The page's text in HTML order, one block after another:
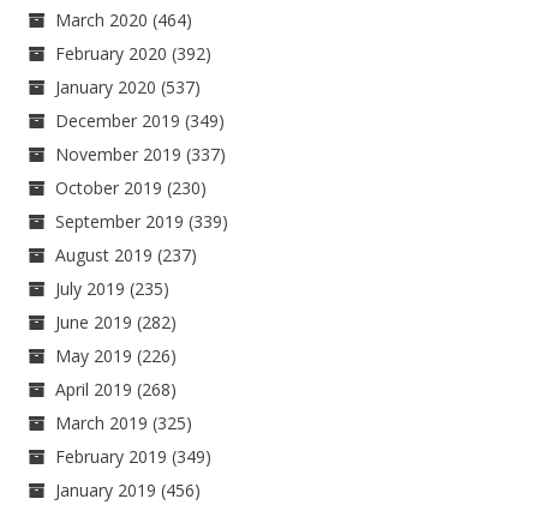
March 2020 (464)
February 2020 (392)
January 2020 (537)
December 2019 (349)
November 2019 (337)
October 2019 (230)
September 2019 (339)
August 2019 (237)
July 2019 (235)
June 2019 (282)
May 2019 (226)
April 2019 (268)
March 2019 (325)
February 2019 (349)
January 2019 (456)